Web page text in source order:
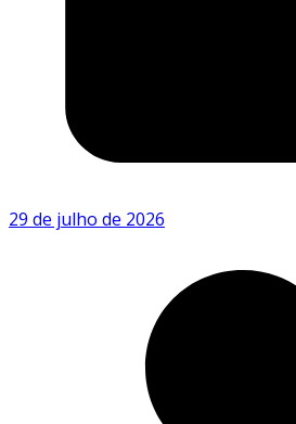
29 de julho de 2026